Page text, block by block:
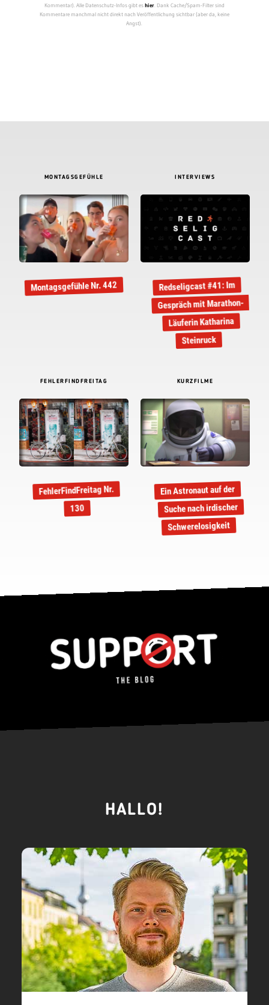
Kommentar). Alle Datenschutz-Infos gibt eshier. Dank Cache/Spam-Filter sind
Kommentare manchmal nicht direkt nach Veröffentlichung sichtbar (aber da, keine
Angst).
MONTAGSGEFÜHLE
Montagsgefühle Nr. 442
INTERVIEWS
Redseligcast #41: Im
Gespräch mit Marathon-
Läuferin Katharina
Steinruck
FEHLERFINDFREITAG
FehlerFindFreitag Nr.
130
KURZFILME
Ein Astronaut auf der
Suche nach irdischer
Schwerelosigkeit
HALLO!